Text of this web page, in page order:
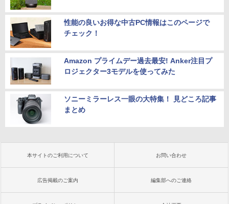
性能の良いお得な中古PC情報はこのページで
チェック！
Amazon プライムデー過去最安! Anker注目プ
ロジェクター3モデルを使ってみた
ソニーミラーレス一眼の大特集！ 見どころ記事
まとめ
本サイトのご利用について お問い合わせ
広告掲載のご案内 編集部へのご連絡